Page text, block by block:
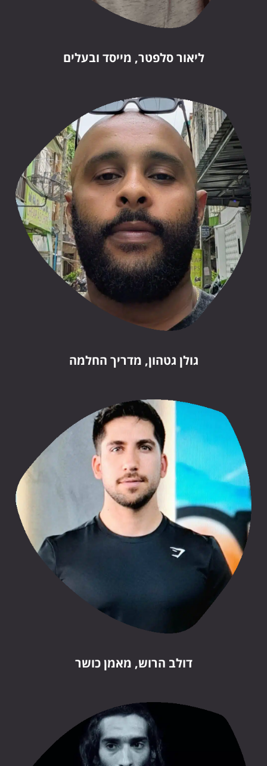
ליאור סלפטר, מייסד ובעלים
גולן גטהון, מדריך החלמה
דולב הרוש, מאמן כושר